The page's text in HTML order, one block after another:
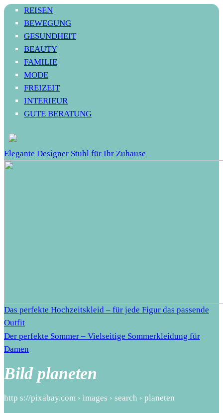
REISEN
BEWEGUNG
GESUNDHEIT
BEAUTY
FAMILIE
MODE
FREIZEIT
INTERIEUR
GUTE BERATUNG
Elegante Designer Stuhl für Ihr Zuhause
Das perfekte Hochzeitskleid – für jede Figur das passende
Outfit
Der perfekte Sommer – Vielseitige Sommerkleidung für
Damen
Bild planeten
http s://pixabay.com › images › search › planeten